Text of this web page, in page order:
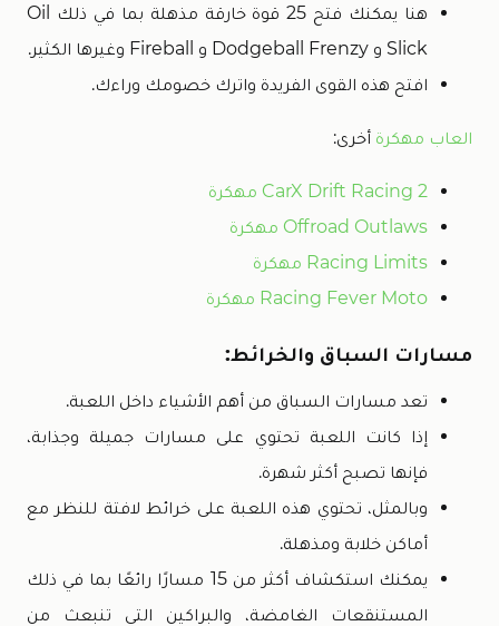
هنا يمكنك فتح 25 قوة خارقة مذهلة بما في ذلك Oil
Slick و Dodgeball Frenzy و Fireball وغيرها الكثير.
افتح هذه القوى الفريدة واترك خصومك وراءك.
العاب مهكرة أخرى:
CarX Drift Racing 2 مهكرة
Offroad Outlaws مهكرة
Racing Limits مهكرة
Racing Fever Moto مهكرة
مسارات السباق والخرائط:
تعد مسارات السباق من أهم الأشياء داخل اللعبة.
إذا كانت اللعبة تحتوي على مسارات جميلة وجذابة،
فإنها تصبح أكثر شهرة.
وبالمثل، تحتوي هذه اللعبة على خرائط لافتة للنظر مع
أماكن خلابة ومذهلة.
يمكنك استكشاف أكثر من 15 مسارًا رائعًا بما في ذلك
المستنقعات الغامضة، والبراكين التي تنبعث من